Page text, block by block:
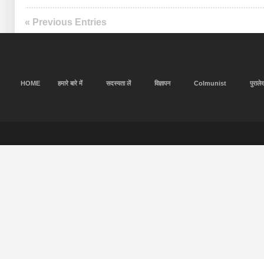
की
« Previous Entries
HOME हमारे बारे में सदस्यता लें विज्ञापन Colmunist